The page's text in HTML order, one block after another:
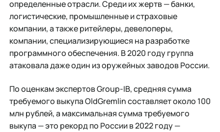
определенные отрасли. Среди их жертв — банки,
логистические, промышленные и страховые
компании, а также ритейлеры, девелоперы,
компании, специализирующиеся на разработке
программного обеспечения. В 2020 году группа
атаковала даже один из оружейных заводов России.
По оценкам экспертов Group-IB, средняя сумма
требуемого выкупа OldGremlin составляет около 100
млн рублей, а максимальная сумма требуемого
выкупа — это рекорд по России в 2022 году —